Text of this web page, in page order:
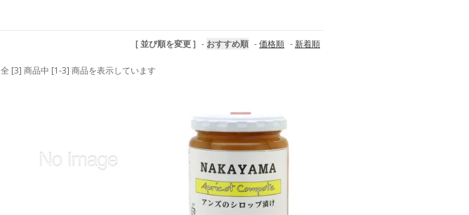
[ 並び順を変更 ] - おすすめ順 -価格順 -新着順
全 [3] 商品中 [1-3] 商品を表示しています